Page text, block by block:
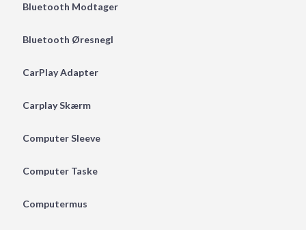
Bluetooth Modtager
Bluetooth Øresnegl
CarPlay Adapter
Carplay Skærm
Computer Sleeve
Computer Taske
Computermus